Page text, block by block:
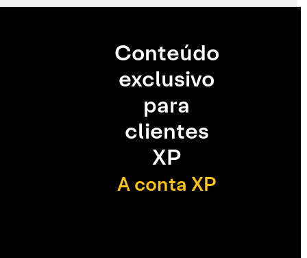
Conteúdo
exclusivo
para
clientes
XP
A conta XP